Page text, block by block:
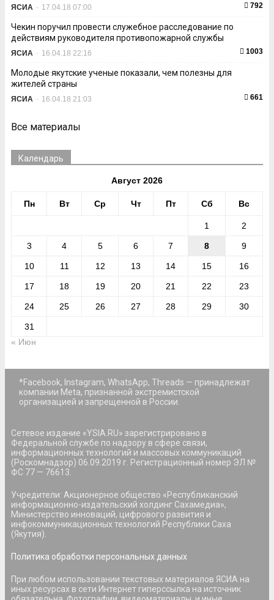
ЯСИА - 17.04.18 07:00 792
Чекин поручил провести служебное расследование по
действиям руководителя противопожарной службы
ЯСИА - 16.04.18 22:16 1003
Молодые якутские ученые показали, чем полезны для
жителей страны
ЯСИА - 16.04.18 21:03 661
Все материалы
Календарь
Август 2026
Пн Вт Ср Чт Пт Сб Вс
1 2
3 4 5 6 7 8 9
10 11 12 13 14 15 16
17 18 19 20 21 22 23
24 25 26 27 28 29 30
31
« Июн
*Facebook, Instagram, WhatsApp, Threads — принадлежат
компании Meta, признанной экстремистской
организацией и запрещенной в России.
Сетевое издание «YSIA.RU» зарегистрировано в
Федеральной службе по надзору в сфере связи,
информационных технологий и массовых коммуникаций
(Роскомнадзор) 06.09.2019 г. Регистрационный номер ЭЛ №
ФС 77 — 76613.
Учредители: Акционерное общество «Республиканский
информационно-издательский холдинг Сахамедиа»,
Министерство инноваций, цифрового развития и
инфокоммуникационных технологий Республики Саха
(Якутия).
Политика обработки персональных данных
При любом использовании текстовых материалов ЯСИА на
иных ресурсах в сети Интернет гиперссылка на источник